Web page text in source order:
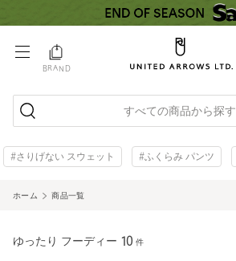
BRAND
すべての商品から探す
#さりげない スウェット #ふくらみ パンツ
ホーム 商品一覧
ゆったり フーディー 10 件